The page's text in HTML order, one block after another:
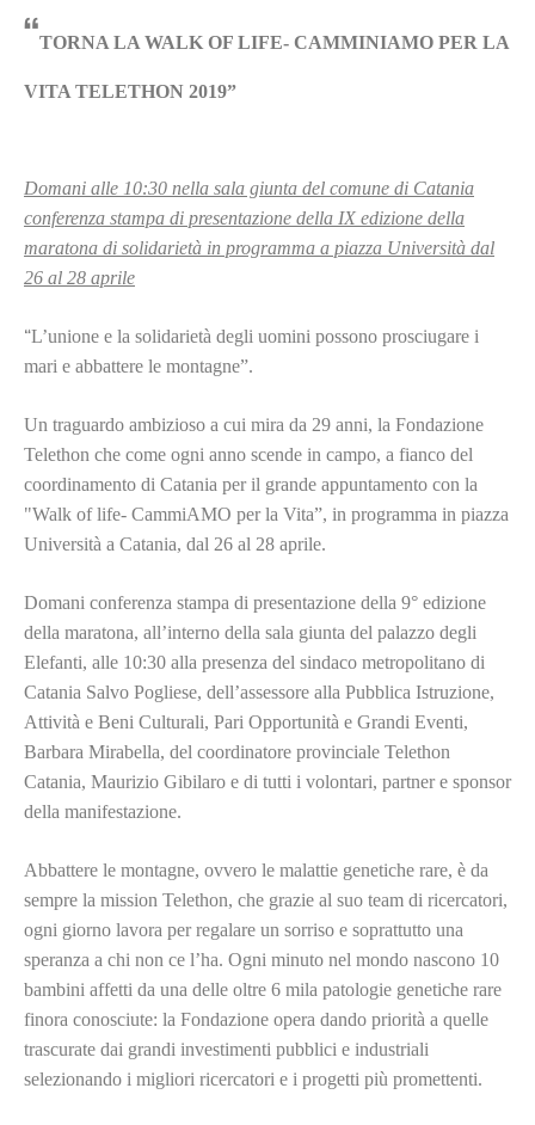
“TORNA LA WALK OF LIFE- CAMMINIAMO PER LA
VITA TELETHON 2019”
Domani alle 10:30 nella sala giunta del comune di Catania
conferenza stampa di presentazione della IX edizione della
maratona di solidarietà in programma a piazza Università dal
26 al 28 aprile
“L’unione e la solidarietà degli uomini possono prosciugare i
mari e abbattere le montagne”.
Un traguardo ambizioso a cui mira da 29 anni, la Fondazione
Telethon che come ogni anno scende in campo, a fianco del
coordinamento di Catania per il grande appuntamento con la
"Walk of life- CammiAMO per la Vita”, in programma in piazza
Università a Catania, dal 26 al 28 aprile.
Domani conferenza stampa di presentazione della 9° edizione
della maratona, all’interno della sala giunta del palazzo degli
Elefanti, alle 10:30 alla presenza del sindaco metropolitano di
Catania Salvo Pogliese, dell’assessore alla Pubblica Istruzione,
Attività e Beni Culturali, Pari Opportunità e Grandi Eventi,
Barbara Mirabella, del coordinatore provinciale Telethon
Catania, Maurizio Gibilaro e di tutti i volontari, partner e sponsor
della manifestazione.
Abbattere le montagne, ovvero le malattie genetiche rare, è da
sempre la mission Telethon, che grazie al suo team di ricercatori,
ogni giorno lavora per regalare un sorriso e soprattutto una
speranza a chi non ce l’ha. Ogni minuto nel mondo nascono 10
bambini affetti da una delle oltre 6 mila patologie genetiche rare
finora conosciute: la Fondazione opera dando priorità a quelle
trascurate dai grandi investimenti pubblici e industriali
selezionando i migliori ricercatori e i progetti più promettenti.